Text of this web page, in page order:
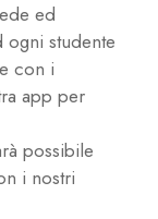
ed
ogni studente
con i
app per
possibile
i nostri